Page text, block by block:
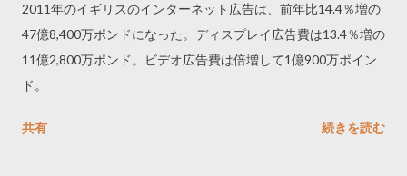
2011年のイギリスのインターネット広告は、前年比14.4％増の
47億8,400万ポンドになった。ディスプレイ広告費は13.4％増の
11億2,800万ポンド。ビデオ広告費は倍増して1億900万ポイン
ド。
共有 続きを読む